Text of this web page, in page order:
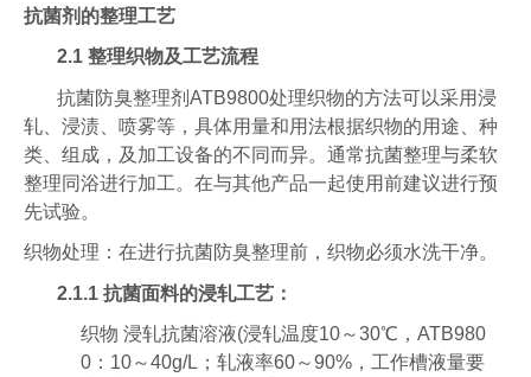
抗菌剂 的整理工艺
2.1 整理织物及工艺流程
抗菌防臭整理剂ATB9800处理织物的方法可以采用浸
轧、浸渍、喷雾等，具体用量和用法根据织物的用途、种
类、组成，及加工设备的不同而异。通常抗菌整理与柔软
整理同浴进行加工。在与其他产品一起使用前建议进行预
先试验。
织物处理：在进行抗菌防臭整理前，织物必须水洗干净。
2.1.1抗菌面料的浸轧工艺：
织物 浸轧抗菌溶液(浸轧温度10～30℃，ATB980
0：10～40g/L；轧液率60～90%，工作槽液量要